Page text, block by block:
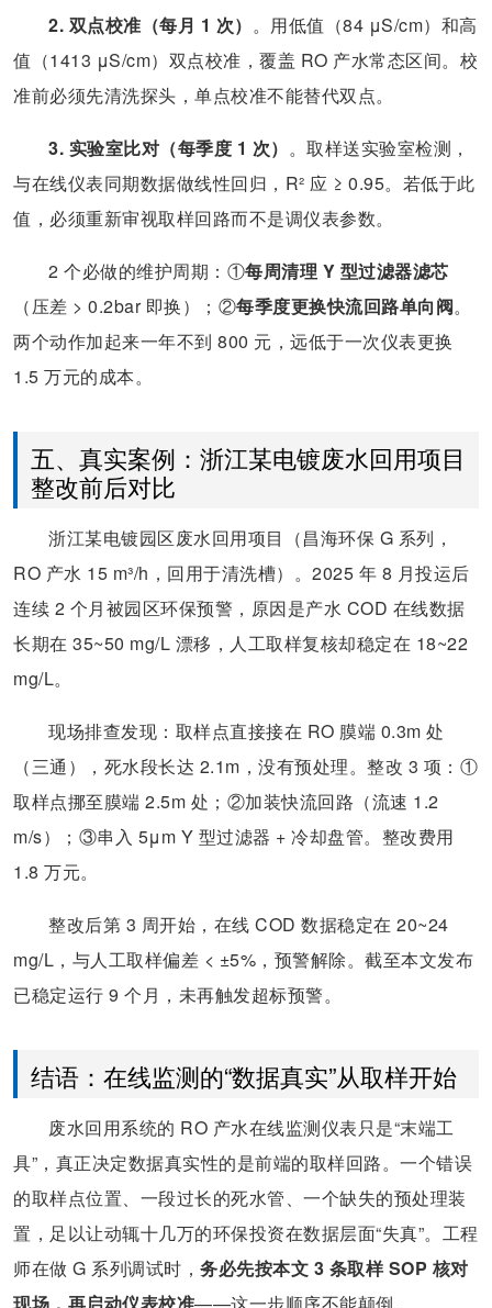
2. 双点校准（每月 1 次） 。用低值（84 μS/cm）和高
值（1413 μS/cm）双点校准，覆盖 RO 产水常态区间。校
准前必须先清洗探头，单点校准不能替代双点。
3. 实验室比对（每季度 1 次） 。取样送实验室检测，
与在线仪表同期数据做线性回归，R² 应 ≥ 0.95。若低于此
值，必须重新审视取样回路而不是调仪表参数。
2 个必做的维护周期：①每周清理 Y 型过滤器滤芯
（压差 > 0.2bar 即换）；②每季度更换快流回路单向阀。
两个动作加起来一年不到 800 元，远低于一次仪表更换
1.5 万元的成本。
五、真实案例：浙江某电镀废水回用项目
整改前后对比
浙江某电镀园区废水回用项目（昌海环保 G 系列，
RO 产水 15 m³/h，回用于清洗槽）。2025 年 8 月投运后
连续 2 个月被园区环保预警，原因是产水 COD 在线数据
长期在 35~50 mg/L 漂移，人工取样复核却稳定在 18~22
mg/L。
现场排查发现：取样点直接接在 RO 膜端 0.3m 处
（三通），死水段长达 2.1m，没有预处理。整改 3 项：①
取样点挪至膜端 2.5m 处；②加装快流回路（流速 1.2
m/s）；③串入 5μm Y 型过滤器 + 冷却盘管。整改费用
1.8 万元。
整改后第 3 周开始，在线 COD 数据稳定在 20~24
mg/L，与人工取样偏差 < ±5%，预警解除。截至本文发布
已稳定运行 9 个月，未再触发超标预警。
结语：在线监测的“数据真实”从取样开始
废水回用系统的 RO 产水在线监测仪表只是“末端工
具”，真正决定数据真实性的是前端的取样回路。一个错误
的取样点位置、一段过长的死水管、一个缺失的预处理装
置，足以让动辄十几万的环保投资在数据层面“失真”。工程
师在做 G 系列调试时， 务必先按本文 3 条取样 SOP 核对
现场，再启动仪表校准——这一步顺序不能颠倒。